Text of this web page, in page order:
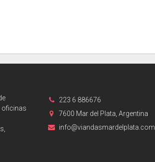
oficinas
223 6 886676
7600 Mar del Plata, Argentina
info@viandasmardelplata.com